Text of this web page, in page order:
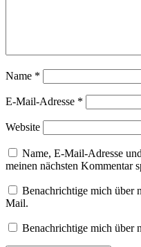
Name *
E-Mail-Adresse *
Website
Name, E-Mail-Adresse
meinen nächsten Kommentar
Benachrichtige mich über
Mail.
Benachrichtige mich über